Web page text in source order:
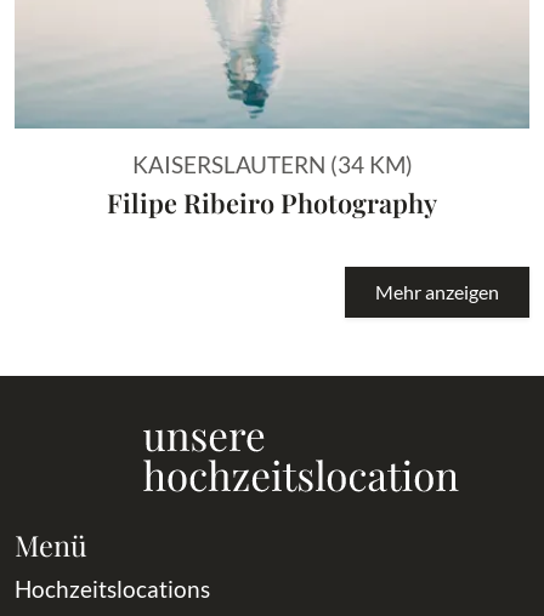
KAISERSLAUTERN (34 KM)
Filipe Ribeiro Photography
Mehr anzeigen
Menü
Hochzeitslocations